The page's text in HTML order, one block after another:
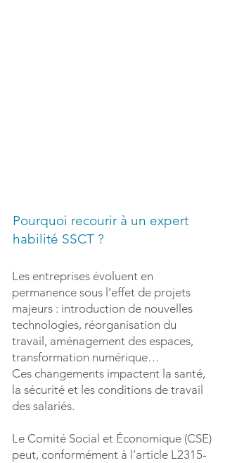
Pourquoi recourir à un expert
habilité SSCT ?
Les entreprises évoluent en
permanence sous l’effet de projets
majeurs : introduction de nouvelles
technologies, réorganisation du
travail, aménagement des espaces,
transformation numérique…
Ces changements impactent la santé,
la sécurité et les conditions de travail
des salariés.
Le Comité Social et Économique (CSE)
peut, conformément à l’article L2315-